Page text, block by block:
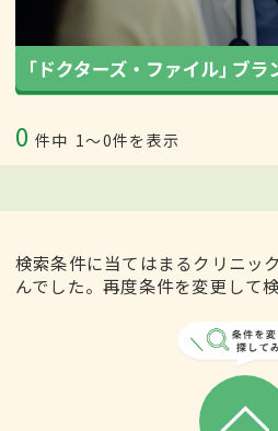
0 件中 1〜0件を表示
検索条件に当てはまるクリニッ
んでした。再度条件を変更して